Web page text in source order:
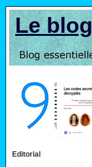
Le
Editorial